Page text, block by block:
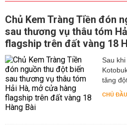
Chủ Kem Tràng Tiền đón
sau thương vụ thâu tóm
flagship trên đất vàng 18
Sau
tăng
CHỦ